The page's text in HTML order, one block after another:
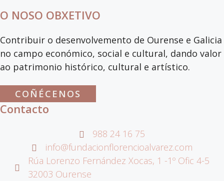
O NOSO OBXETIVO
Contribuir o desenvolvemento de Ourense e Galicia
no campo económico, social e cultural, dando valor
ao patrimonio histórico, cultural e artístico.
COÑÉCENOS
Contacto
988 24 16 75
info@fundacionflorencioalvarez.com
Rúa Lorenzo Fernández Xocas, 1 -1º Ofic 4-5
32003 Ourense